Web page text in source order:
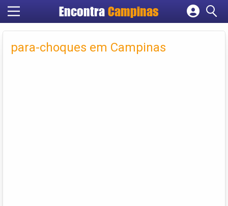
Encontra Campinas
Cadastrar empresa
Criar conta
para-choques em Campinas